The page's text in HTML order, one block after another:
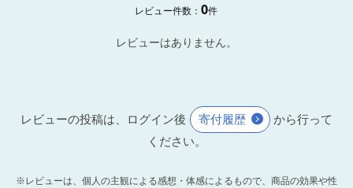
レビュー件数：0件
レビューはありません。
レビューの投稿は、ログイン後 寄付履歴
から行って
ください。
※レビューは、個人の主観による感想・体感によるもので、商品の効果や性